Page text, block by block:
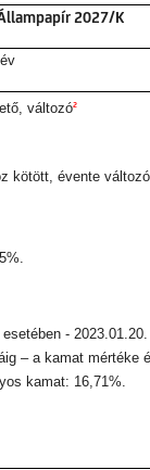
2027/K
változó2
kötött, évente változó
- 2023.01.20.
– a kamat mértéke
kamat: 16,71%.